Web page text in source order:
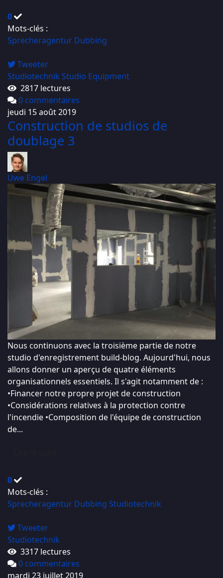
0
Mots-clés :
Sprecheragentur Dubbing
Tweeter
Studiotechnik Studio Equipment
2817 lectures
0 commentaires
jeudi 15 août 2019
Construction de studios de
doublage 3
Uwe Engel
Nous continuons avec la troisième partie de notre
studio d'enregistrement build-blog. Aujourd'hui, nous
allons donner un aperçu de quatre éléments
organisationnels essentiels. Il s'agit notamment de :
•Financer notre propre projet de construction
•Considérations relatives à la protection contre
l'incendie •Composition de l'équipe de construction
de...
0
Mots-clés :
Sprecheragentur Dubbing Studiotechnik
Tweeter
Studiotechnik
3317 lectures
0 commentaires
mardi 23 juillet 2019